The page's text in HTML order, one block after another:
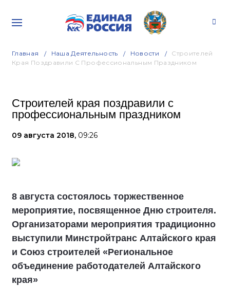
Главная Наша Деятельность Новости
Строителей
Края Поздравили С Профессиональным Праздником
Строителей края поздравили с
профессиональным праздником
09 августа 2018, 09:26
8 августа состоялось торжественное
мероприятие, посвященное Дню строителя.
Организаторами мероприятия традиционно
выступили Минстройтранс Алтайского края
и Союз строителей «Региональное
объединение работодателей Алтайского
края»